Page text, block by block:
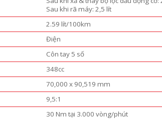
Sau khi rã máy: 2,5 lít
2.59 lít/100km
Điện
Côn tay 5 số
348cc
70,000 x 90,519 mm
9,5:1
30 Nm tại 3.000 vòng/phút